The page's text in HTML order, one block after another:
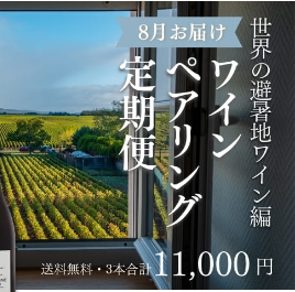
るため、最高で数十年続く長期熟成が可能です。